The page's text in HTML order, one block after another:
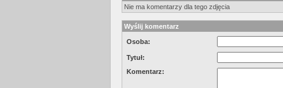
Nie ma komentarzy dla tego zdjęcia
Wyślij komentarz
Osoba:
Tytuł:
Komentarz: